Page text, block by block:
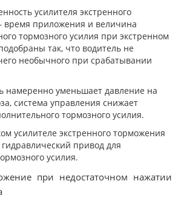
усилителя экстренного
время приложения и величина
тормозного усилия при экстренном
так, что водитель не
необычного при срабатывании
намеренно уменьшает давление на
система управления снижает
тормозного усилия.
усилителе экстренного торможения
гидравлический привод для
усилия.
при недостаточном нажатии